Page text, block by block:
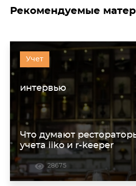
Рекомендуемые
Учет
интервью
Что думают
учета iiko и r-keeper
28675